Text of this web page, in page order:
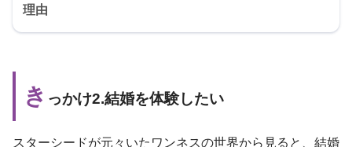
理由
き っかけ2.結婚を体験したい
スターシードが元々いたワンネスの世界から見ると、結婚